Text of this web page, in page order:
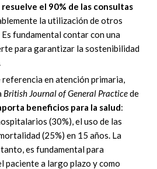
resuelve el 90% de las consultas
lautilización de otros
fundamental contar con una
para garantizar la sostenibilidad
referencia en atención primaria,
British Journal of General Practicede
beneficios para la salud:
(30%), el uso de las
(25%) en 15 años. La
es fundamental para
paciente a largo plazo y como